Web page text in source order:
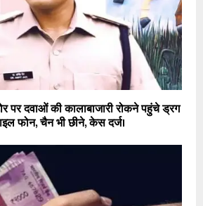
पर दवाओं की कालाबाजारी रोकने पहुंचे ड्रग
फोन, चैन भी छीने, केस दर्ज।